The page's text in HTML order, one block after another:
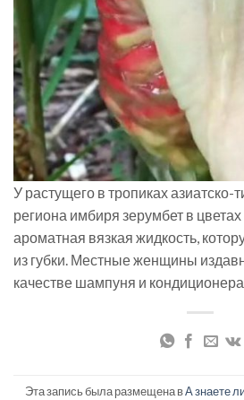
У растущего в тропиках азиатско-
региона имбиря зерумбет в
ароматная вязкая жидкость,
из губки. Местные женщины
качестве шампуня и
Эта запись была размещена вА знаете